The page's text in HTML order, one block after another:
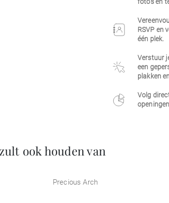
RSVP en
één plek.
Verstuur
een
plakken
Volg
ook houden van
Precious Arch